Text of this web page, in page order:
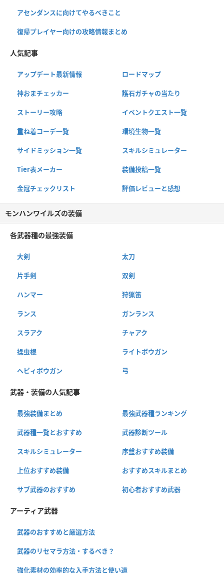
アセンダンスに向けてやるべきこと
復帰プレイヤー向けの攻略情報まとめ
人気記事
アップデート最新情報 ロードマップ
神おまチェッカー 護石ガチャの当たり
ストーリー攻略 イベントクエスト一覧
重ね着コーデ一覧 環境生物一覧
サイドミッション一覧 スキルシミュレーター
Tier表メーカー 装備投稿一覧
金冠チェックリスト 評価レビューと感想
モンハンワイルズの装備
各武器種の最強装備
大剣 太刀
片手剣 双剣
ハンマー 狩猟笛
ランス ガンランス
スラアク チャアク
操虫棍 ライトボウガン
ヘビィボウガン 弓
武器・装備の人気記事
最強装備まとめ 最強武器種ランキング
武器種一覧とおすすめ 武器診断ツール
スキルシミュレーター 序盤おすすめ装備
上位おすすめ装備 おすすめスキルまとめ
サブ武器のおすすめ 初心者おすすめ武器
アーティア武器
武器のおすすめと厳選方法
武器のリセマラ方法・するべき？
強化素材の効率的な入手方法と使い道